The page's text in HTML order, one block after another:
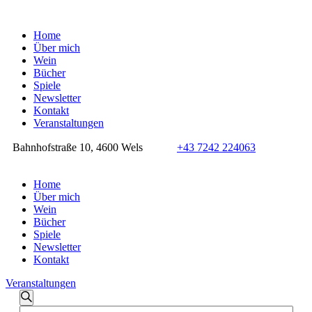
Home
Über mich
Wein
Bücher
Spiele
Newsletter
Kontakt
Veranstaltungen
Bahnhofstraße 10, 4600 Wels +43 7242 224063
Home
Über mich
Wein
Bücher
Spiele
Newsletter
Kontakt
Veranstaltungen
Veranstaltungen
Veranstaltungen
Suche